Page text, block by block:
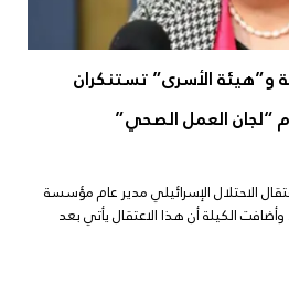
و”هيئة الأسرى” تستنكران
“لجان العمل الصحي”
الاحتلال الإسرائيلي مدير عام مؤسسة
الكيلة أن هذا الاعتقال يأتي بعد